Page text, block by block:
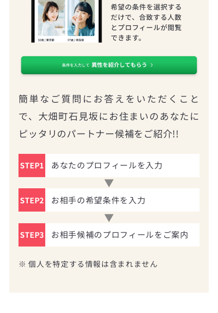
簡単なご質問にお答えをいただくこと
で、大畑町石見坂にお住まいのあなたに
ピッタリのパートナー候補をご紹介!!
STEP1 あなたのプロフィールを入力
STEP2 お相手の希望条件を入力
STEP3 お相手候補のプロフィールをご案内
※ 個人を特定する情報は含まれません